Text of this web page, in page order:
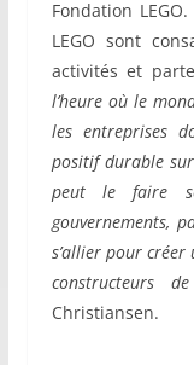
Fondation LEGO.
LEGO sont
activités et
l’heure où le
les entreprises
positif durable
peut le faire
gouvernements,
s’allier pour
constructeurs
Christiansen.